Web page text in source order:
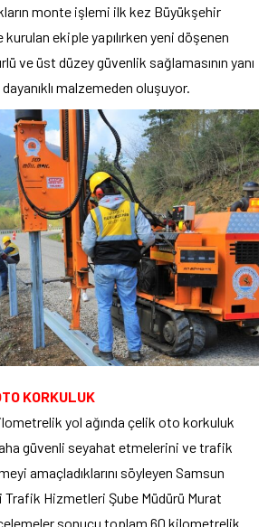
monte işlemi ilk kez Büyükşehir
ekiple yapılırken yeni döşenen
ve üst düzey güvenlik sağlamasının yanı
malzemeden oluşuyor.
KORKULUK
yol ağında çelik oto korkuluk
güvenli seyahat etmelerini ve trafik
amaçladıklarını söyleyen Samsun
Hizmetleri Şube Müdürü Murat
sonucu toplam 60 kilometrelik